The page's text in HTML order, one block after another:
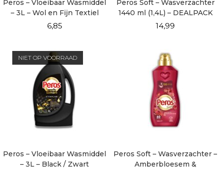
Peros – Vloeibaar Wasmiddel
– 3L – Wol en Fijn Textiel
6,85
Peros Soft – Wasverzachter
1440 ml (1,4L) – DEALPACK
14,99
NIET OP VOORRAAD
Peros – Vloeibaar Wasmiddel
– 3L – Black / Zwart
Peros Soft – Wasverzachter –
Amberbloesem &